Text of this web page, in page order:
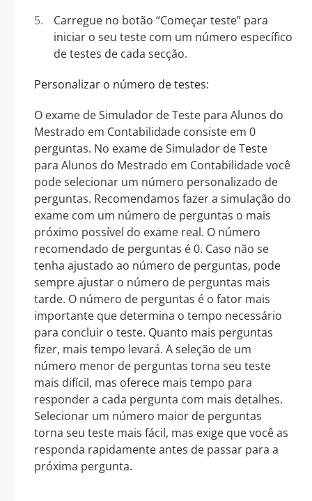
Carregue no botão “Começar teste” para
iniciar o seu teste com um número específico
de testes de cada secção.
Personalizar o número de testes:
O exame de Simulador de Teste para Alunos do
Mestrado em Contabilidade consiste em 0
perguntas. No exame de Simulador de Teste
para Alunos do Mestrado em Contabilidade você
pode selecionar um número personalizado de
perguntas. Recomendamos fazer a simulação do
exame com um número de perguntas o mais
próximo possível do exame real. O número
recomendado de perguntas é 0. Caso não se
tenha ajustado ao número de perguntas, pode
sempre ajustar o número de perguntas mais
tarde. O número de perguntas é o fator mais
importante que determina o tempo necessário
para concluir o teste. Quanto mais perguntas
fizer, mais tempo levará. A seleção de um
número menor de perguntas torna seu teste
mais difícil, mas oferece mais tempo para
responder a cada pergunta com mais detalhes.
Selecionar um número maior de perguntas
torna seu teste mais fácil, mas exige que você as
responda rapidamente antes de passar para a
próxima pergunta.